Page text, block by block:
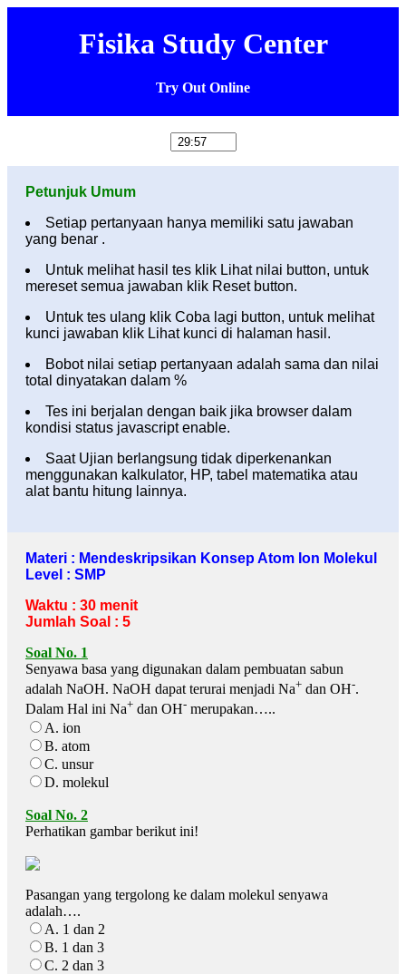
Fisika Study Center
Try Out Online
Petunjuk Umum
Setiap pertanyaan hanya memiliki satu jawaban
yang benar .
Untuk melihat hasil tes klik Lihat nilai button, untuk
mereset semua jawaban klik Reset button.
Untuk tes ulang klik Coba lagi button, untuk melihat
kunci jawaban klik Lihat kunci di halaman hasil.
Bobot nilai setiap pertanyaan adalah sama dan nilai
total dinyatakan dalam %
Tes ini berjalan dengan baik jika browser dalam
kondisi status javascript enable.
Saat Ujian berlangsung tidak diperkenankan
menggunakan kalkulator, HP, tabel matematika atau
alat bantu hitung lainnya.
Materi : Mendeskripsikan Konsep Atom Ion Molekul
Level : SMP
Waktu : 30 menit
Jumlah Soal : 5
Soal No. 1
Senyawa basa yang digunakan dalam pembuatan sabun
adalah NaOH. NaOH dapat terurai menjadi Na+ dan OH-.
Dalam Hal ini Na+ dan OH- merupakan…..
A. ion
B. atom
C. unsur
D. molekul
Soal No. 2
Perhatikan gambar berikut ini!
Pasangan yang tergolong ke dalam molekul senyawa
adalah….
A. 1 dan 2
B. 1 dan 3
C. 2 dan 3